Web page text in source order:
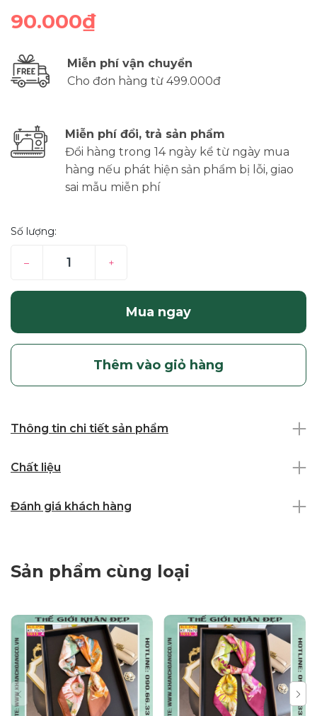
90.000₫
Miễn phí vận chuyển
Cho đơn hàng từ 499.000đ
Miễn phí đổi, trả sản phẩm
Đổi hàng trong 14 ngày kể từ ngày mua
hàng nếu phát hiện sản phẩm bị lỗi, giao
sai mẫu miễn phí
Số lượng:
– +
Mua ngay
Thêm vào giỏ hàng
Thông tin chi tiết sản phẩm
Chất liệu
Đánh giá khách hàng
Sản phẩm cùng loại